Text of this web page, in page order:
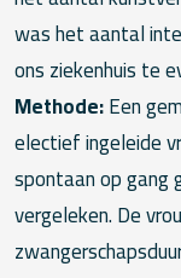
was het aantal
ons ziekenhuis te
Methode:Een
electief ingeleide
spontaan op gang
vergeleken. De